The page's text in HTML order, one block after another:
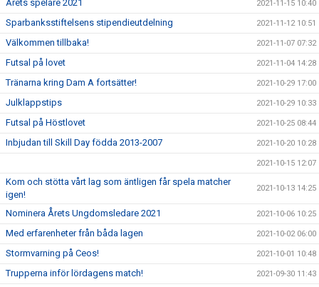
Årets spelare 2021 2021-11-15 10:40
Sparbanksstiftelsens stipendieutdelning 2021-11-12 10:51
Välkommen tillbaka! 2021-11-07 07:32
Futsal på lovet 2021-11-04 14:28
Tränarna kring Dam A fortsätter! 2021-10-29 17:00
Julklappstips 2021-10-29 10:33
Futsal på Höstlovet 2021-10-25 08:44
Inbjudan till Skill Day födda 2013-2007 2021-10-20 10:28
2021-10-15 12:07
Kom och stötta vårt lag som äntligen får spela matcher
igen!
2021-10-13 14:25
Nominera Årets Ungdomsledare 2021 2021-10-06 10:25
Med erfarenheter från båda lagen 2021-10-02 06:00
Stormvarning på Ceos! 2021-10-01 10:48
Trupperna inför lördagens match! 2021-09-30 11:43